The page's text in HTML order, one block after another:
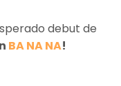
debut de
BA NA NA!